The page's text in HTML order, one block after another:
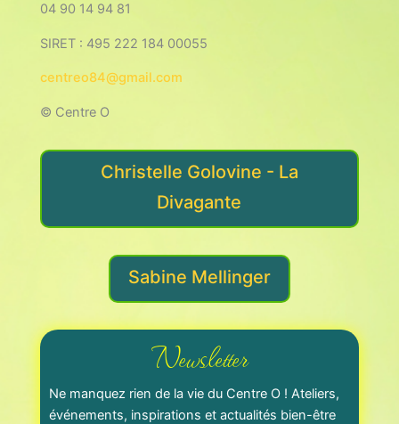
04 90 14 94 81
SIRET : 495 222 184 00055
centreo84@gmail.com
© Centre O
Christelle Golovine - La
Divagante
Sabine Mellinger
Newsletter
Ne manquez rien de la vie du Centre O ! Ateliers,
événements, inspirations et actualités bien-être